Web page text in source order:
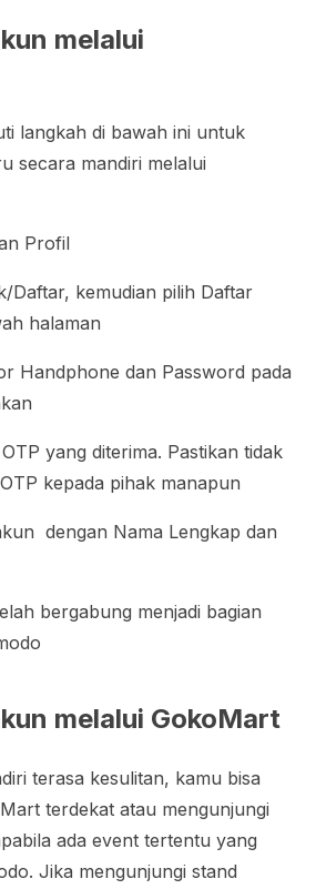
melalui
langkah di bawah ini untuk
secara mandiri melalui
Profil
Daftar, kemudian pilih Daftar
halaman
Handphone dan Password pada
yang diterima. Pastikan tidak
kepada pihak manapun
dengan Nama Lengkap dan
bergabung menjadi bagian
melalui GokoMart
terasa kesulitan, kamu bisa
terdekat atau mengunjungi
ada event tertentu yang
Jika mengunjungi stand